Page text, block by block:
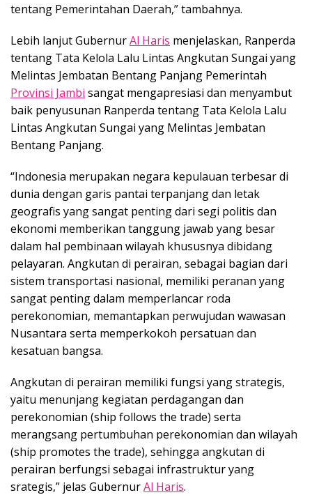
tentang Pemerintahan Daerah,” tambahnya.
Lebih lanjut GubernurAl Haris menjelaskan, Ranperda
tentang Tata Kelola Lalu Lintas Angkutan Sungai yang
Melintas Jembatan Bentang Panjang Pemerintah
Provinsi Jambi sangat mengapresiasi dan menyambut
baik penyusunan Ranperda tentang Tata Kelola Lalu
Lintas Angkutan Sungai yang Melintas Jembatan
Bentang Panjang.
“Indonesia merupakan negara kepulauan terbesar di
dunia dengan garis pantai terpanjang dan letak
geografis yang sangat penting dari segi politis dan
ekonomi memberikan tanggung jawab yang besar
dalam hal pembinaan wilayah khususnya dibidang
pelayaran. Angkutan di perairan, sebagai bagian dari
sistem transportasi nasional, memiliki peranan yang
sangat penting dalam memperlancar roda
perekonomian, memantapkan perwujudan wawasan
Nusantara serta memperkokoh persatuan dan
kesatuan bangsa.
Angkutan di perairan memiliki fungsi yang strategis,
yaitu menunjang kegiatan perdagangan dan
perekonomian (ship follows the trade) serta
merangsang pertumbuhan perekonomian dan wilayah
(ship promotes the trade), sehingga angkutan di
perairan berfungsi sebagai infrastruktur yang
srategis,” jelas GubernurAl Haris.